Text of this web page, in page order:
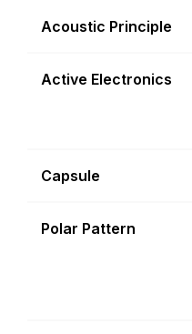
Acoustic Principle
Active Electronics
Capsule
Polar Pattern